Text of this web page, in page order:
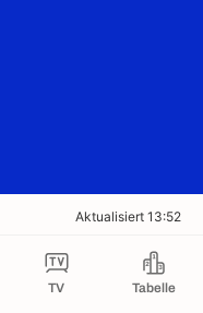
TV Tabelle
Aktualisiert 13:52